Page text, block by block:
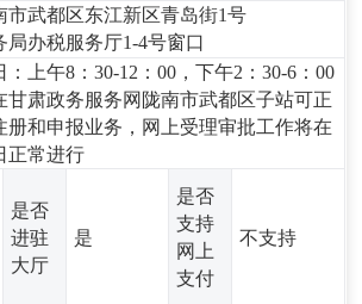
市武都区东江新区青岛街1号
局办税服务厅1-4号窗口
：上午8：30-12：00，下午2：30-6：00
甘肃政务服务网陇南市武都区子站可正
册和申报业务，网上受理审批工作将在
正常进行
是否
进驻
大厅
是
是否
支持
网上
支付
不支持